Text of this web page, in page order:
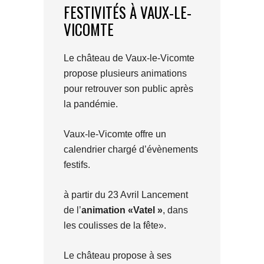
FESTIVITÉS À VAUX-LE-
VICOMTE
Le château de Vaux-le-Vicomte
propose plusieurs animations
pour retrouver son public après
la pandémie.
Vaux-le-Vicomte offre un
calendrier chargé d’évènements
festifs.
à partir du 23 Avril Lancement
de l’animation «Vatel », dans
les coulisses de la fête».
Le château propose à ses